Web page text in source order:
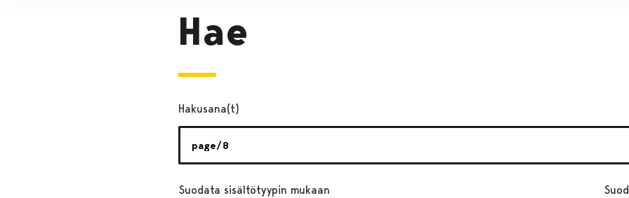
Hae
Hakusana(t)
Suodata sisältötyypin mukaan